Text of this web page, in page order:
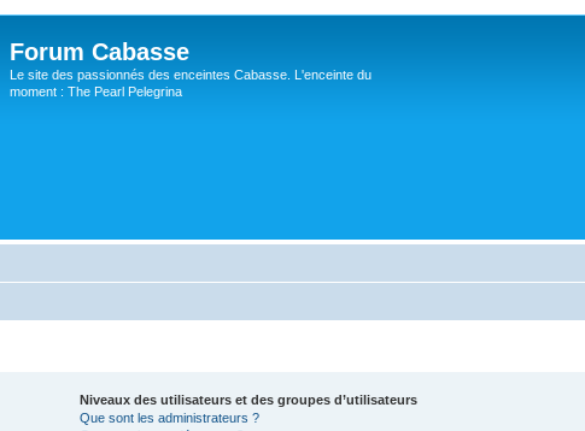
Forum Cabasse
Le site des passionnés des enceintes Cabasse. L'enceinte du
moment : The Pearl Pelegrina
Niveaux des utilisateurs et des groupes d’utilisateurs
Que sont les administrateurs ?